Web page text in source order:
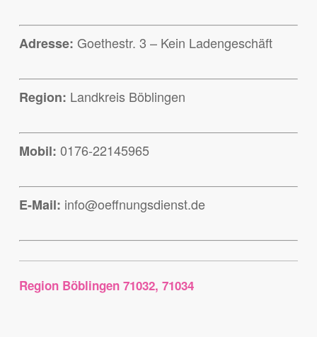
Adresse: Goethestr. 3 – Kein Ladengeschäft
Region: Landkreis Böblingen
Mobil: 0176-22145965
E-Mail: info@oeffnungsdienst.de
Region Böblingen 71032, 71034